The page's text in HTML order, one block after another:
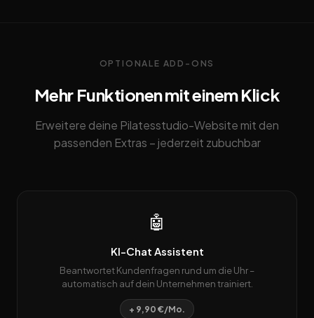
OPTIONALE ADD-ONS
Mehr Funktionen mit einem Klick
Erweitere deine Pilatesstudio-Website mit den
passenden Extras – jederzeit zubuchbar
🤖
KI-Chat Assistent
Beantwortet Kundenfragen rund um die Uhr –
automatisch auf dein Unternehmen trainiert.
+ 9,90 €/Mo.